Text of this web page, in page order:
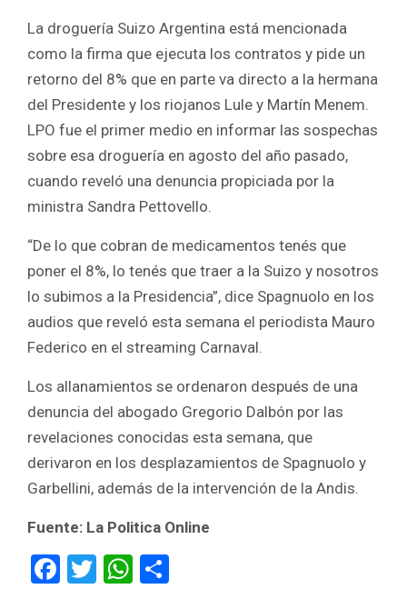
La droguería Suizo Argentina está mencionada
como la firma que ejecuta los contratos y pide un
retorno del 8% que en parte va directo a la hermana
del Presidente y los riojanos Lule y Martín Menem.
LPO fue el primer medio en informar las sospechas
sobre esa droguería en agosto del año pasado,
cuando reveló una denuncia propiciada por la
ministra Sandra Pettovello.
“De lo que cobran de medicamentos tenés que
poner el 8%, lo tenés que traer a la Suizo y nosotros
lo subimos a la Presidencia”, dice Spagnuolo en los
audios que reveló esta semana el periodista Mauro
Federico en el streaming Carnaval.
Los allanamientos se ordenaron después de una
denuncia del abogado Gregorio Dalbón por las
revelaciones conocidas esta semana, que
derivaron en los desplazamientos de Spagnuolo y
Garbellini, además de la intervención de la Andis.
Fuente: La Politica Online
F
T
W